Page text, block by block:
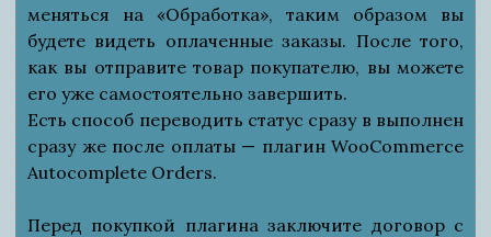
меняться на «Обработка», таким образом вы
будете видеть оплаченные заказы. После того,
как вы отправите товар покупателю, вы можете
его уже самостоятельно завершить.
Есть способ переводить статус сразу в выполнен
сразу же после оплаты — плагин WooCommerce
Autocomplete Orders.
Перед покупкой плагина заключите договор с